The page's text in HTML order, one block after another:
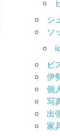
シ
ソ
ビ
伊
個
写
出
家